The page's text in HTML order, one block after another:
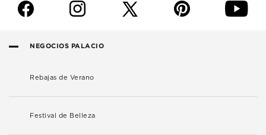
f i p y
NEGOCIOS PALACIO
Rebajas de Verano
Festival de Belleza